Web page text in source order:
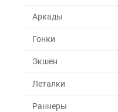
Аркады
Гонки
Экшен
Леталки
Раннеры